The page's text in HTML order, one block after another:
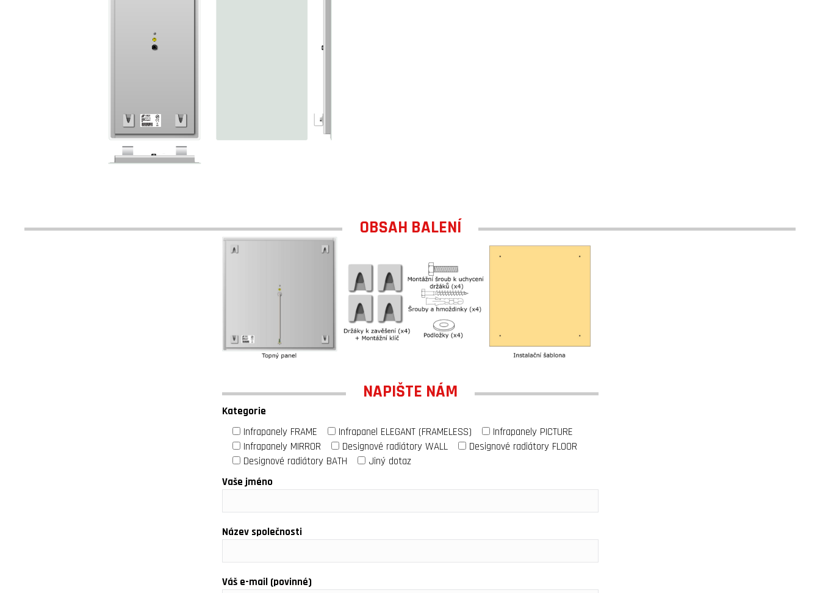
OBSAH BALENÍ
NAPIŠTE NÁM
Kategorie
Infrapanely FRAME
Infrapanel ELEGANT (FRAMELESS)
Infrapanely PICTURE
Infrapanely MIRROR
Designové radiátory WALL
Designové radiátory FLOOR
Designové radiátory BATH
Jiný dotaz
Vaše jméno
Název společnosti
Váš e-mail (povinné)